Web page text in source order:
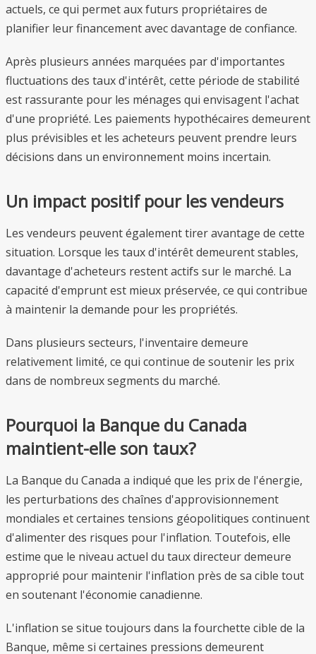
actuels, ce qui permet aux futurs propriétaires de
planifier leur financement avec davantage de confiance.
Après plusieurs années marquées par d'importantes
fluctuations des taux d'intérêt, cette période de stabilité
est rassurante pour les ménages qui envisagent l'achat
d'une propriété. Les paiements hypothécaires demeurent
plus prévisibles et les acheteurs peuvent prendre leurs
décisions dans un environnement moins incertain.
Un impact positif pour les vendeurs
Les vendeurs peuvent également tirer avantage de cette
situation. Lorsque les taux d'intérêt demeurent stables,
davantage d'acheteurs restent actifs sur le marché. La
capacité d'emprunt est mieux préservée, ce qui contribue
à maintenir la demande pour les propriétés.
Dans plusieurs secteurs, l'inventaire demeure
relativement limité, ce qui continue de soutenir les prix
dans de nombreux segments du marché.
Pourquoi la Banque du Canada
maintient-elle son taux?
La Banque du Canada a indiqué que les prix de l'énergie,
les perturbations des chaînes d'approvisionnement
mondiales et certaines tensions géopolitiques continuent
d'alimenter des risques pour l'inflation. Toutefois, elle
estime que le niveau actuel du taux directeur demeure
approprié pour maintenir l'inflation près de sa cible tout
en soutenant l'économie canadienne.
L'inflation se situe toujours dans la fourchette cible de la
Banque, même si certaines pressions demeurent